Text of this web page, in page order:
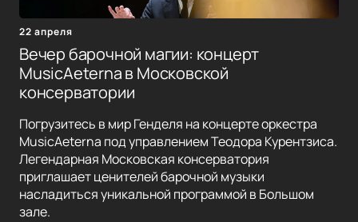
22 апреля
Вечер барочной магии: концерт
MusicAeterna в Московской
консерватории
Погрузитесь в мир Генделя на концерте оркестра
MusicAeterna под управлением Теодора Курентзиса.
Легендарная Московская консерватория
приглашает ценителей барочной музыки
насладиться уникальной программой в Большом
зале.